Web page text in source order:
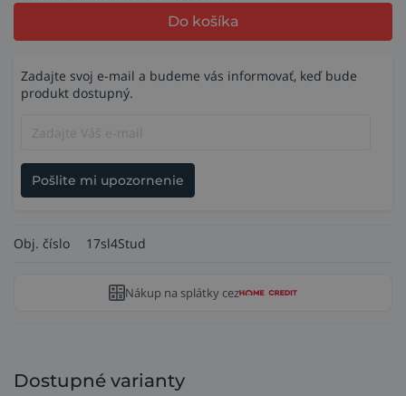
Do košíka
Zadajte svoj e-mail a budeme vás informovať, keď bude
produkt dostupný.
Pošlite mi upozornenie
Obj. číslo 17sl4Stud
Nákup na splátky cez
Dostupné varianty